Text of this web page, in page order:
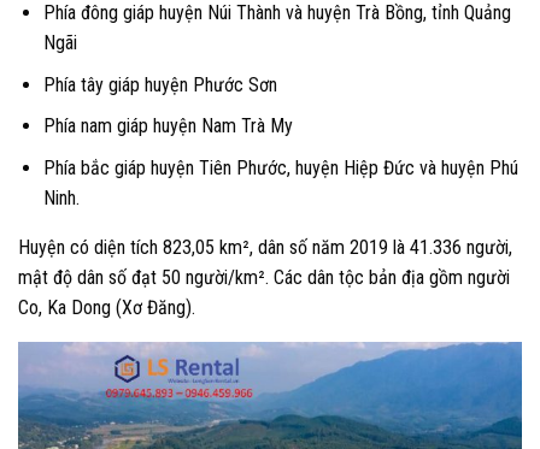
Phía đông giáp huyện Núi Thành và huyện Trà Bồng, tỉnh Quảng
Ngãi
Phía tây giáp huyện Phước Sơn
Phía nam giáp huyện Nam Trà My
Phía bắc giáp huyện Tiên Phước, huyện Hiệp Đức và huyện Phú
Ninh.
Huyện có diện tích 823,05 km², dân số năm 2019 là 41.336 người,
mật độ dân số đạt 50 người/km². Các dân tộc bản địa gồm người
Co, Ka Dong (Xơ Đăng).